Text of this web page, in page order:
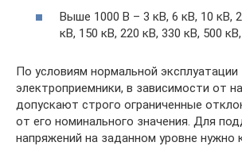
Выше 1000 В – 3 кВ, 6 кВ, 10 кВ,
кВ, 150 кВ, 220 кВ, 330 кВ, 500
По условиям нормальной эксплуатации
электроприемники, в зависимости от
допускают строго ограниченные
от его номинального значения. Для
напряжений на заданном уровне нужно